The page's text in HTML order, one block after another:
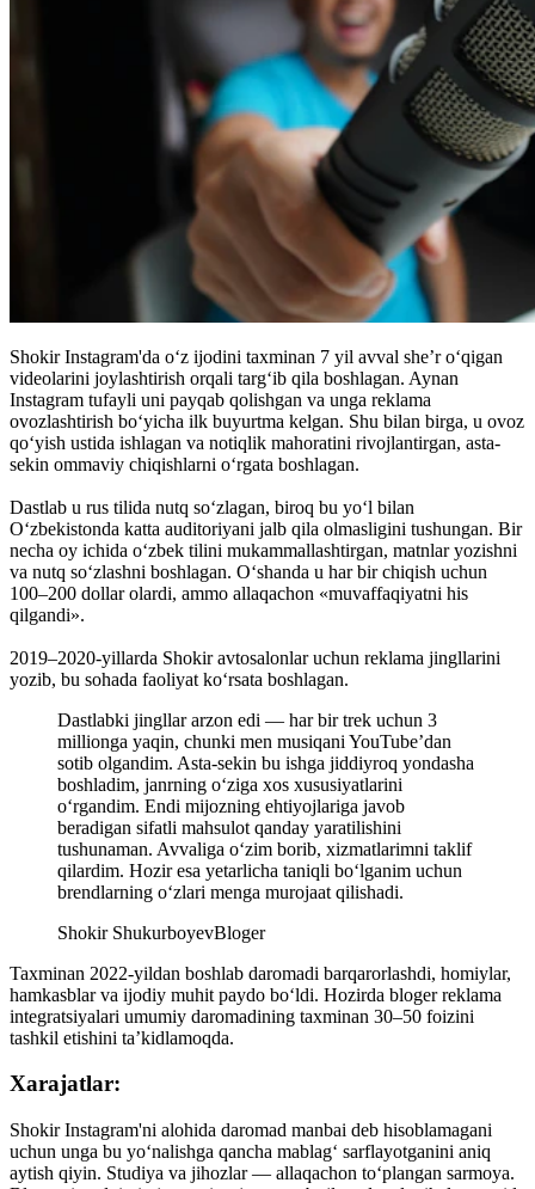
Shokir Instagram'da o‘z ijodini taxminan 7 yil avval she’r o‘qigan
videolarini joylashtirish orqali targ‘ib qila boshlagan. Aynan
Instagram tufayli uni payqab qolishgan va unga reklama
ovozlashtirish bo‘yicha ilk buyurtma kelgan. Shu bilan birga, u ovoz
qo‘yish ustida ishlagan va notiqlik mahoratini rivojlantirgan, asta-
sekin ommaviy chiqishlarni o‘rgata boshlagan.
Dastlab u rus tilida nutq so‘zlagan, biroq bu yo‘l bilan
O‘zbekistonda katta auditoriyani jalb qila olmasligini tushungan. Bir
necha oy ichida o‘zbek tilini mukammallashtirgan, matnlar yozishni
va nutq so‘zlashni boshlagan. O‘shanda u har bir chiqish uchun
100–200 dollar olardi, ammo allaqachon «muvaffaqiyatni his
qilgandi».
2019–2020-yillarda Shokir avtosalonlar uchun reklama jingllarini
yozib, bu sohada faoliyat ko‘rsata boshlagan.
Dastlabki jingllar arzon edi — har bir trek uchun 3
millionga yaqin, chunki men musiqani YouTube’dan
sotib olgandim. Asta-sekin bu ishga jiddiyroq yondasha
boshladim, janrning o‘ziga xos xususiyatlarini
o‘rgandim. Endi mijozning ehtiyojlariga javob
beradigan sifatli mahsulot qanday yaratilishini
tushunaman. Avvaliga o‘zim borib, xizmatlarimni taklif
qilardim. Hozir esa yetarlicha taniqli bo‘lganim uchun
brendlarning o‘zlari menga murojaat qilishadi.
Shokir ShukurboyevBloger
Taxminan 2022-yildan boshlab daromadi barqarorlashdi, homiylar,
hamkasblar va ijodiy muhit paydo bo‘ldi. Hozirda bloger reklama
integratsiyalari umumiy daromadining taxminan 30–50 foizini
tashkil etishini ta’kidlamoqda.
Xarajatlar:
Shokir Instagram'ni alohida daromad manbai deb hisoblamagani
uchun unga bu yo‘nalishga qancha mablag‘ sarflayotganini aniq
aytish qiyin. Studiya va jihozlar — allaqachon to‘plangan sarmoya.